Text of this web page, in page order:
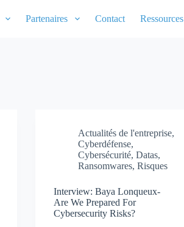
Partenaires Contact Ressources
Actualités de l'entreprise,
Cyberdéfense,
Cybersécurité, Datas,
Ransomwares, Risques
Interview: Baya Lonqueux-
Are We Prepared For
Cybersecurity Risks?